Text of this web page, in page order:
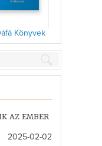
Könyvek
AZ EMBER
2025-02-02